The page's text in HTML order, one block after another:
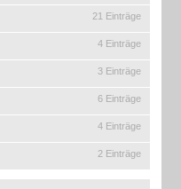
21 Einträge
4 Einträge
3 Einträge
6 Einträge
4 Einträge
2 Einträge